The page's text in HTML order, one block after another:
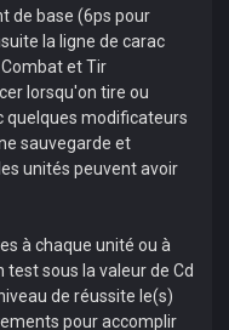
de base (6ps pour
la ligne de carac
et Tir
lorsqu'on tire ou
quelques modificateurs
sauvegarde et
unités peuvent avoir
à chaque unité ou à
sous la valeur de Cd
de réussite le(s)
pour accomplir